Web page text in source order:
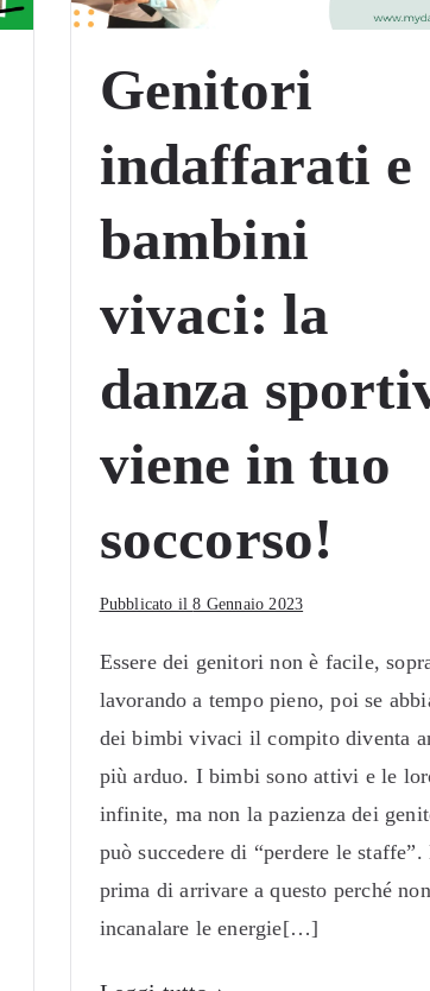
Genitori
indaffarati e
bambini
vivaci: la
danza
viene in tuo
soccorso!
Pubblicato il8 Gennaio 2023
Essere dei genitori non è facile,
lavorando a tempo pieno, poi se
dei bimbi vivaci il compito diventa
più arduo. I bimbi sono attivi e le
infinite, ma non la pazienza dei
può succedere di “perdere le staffe”.
prima di arrivare a questo perché non
incanalare le energie[…]